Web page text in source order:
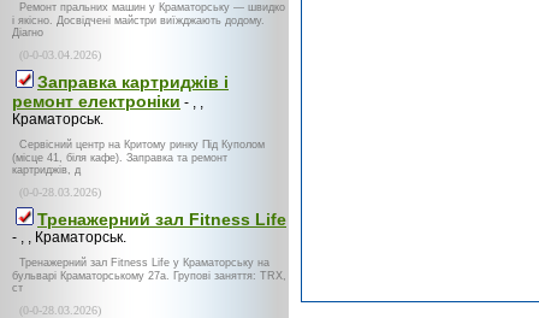
Ремонт пральних машин у Краматорську — швидко
і якісно. Досвідчені майстри виїжджають додому.
Діагно
(0-0-03.04.2026)
Заправка картриджів і
ремонт електроніки - , ,
Краматорськ.
Сервісний центр на Критому ринку Під Куполом
(місце 41, біля кафе). Заправка та ремонт
картриджів, д
(0-0-28.03.2026)
Тренажерний зал Fitness Life
- , , Краматорськ.
Тренажерний зал Fitness Life у Краматорську на
бульварі Краматорському 27а. Групові заняття: TRX,
ст
(0-0-28.03.2026)